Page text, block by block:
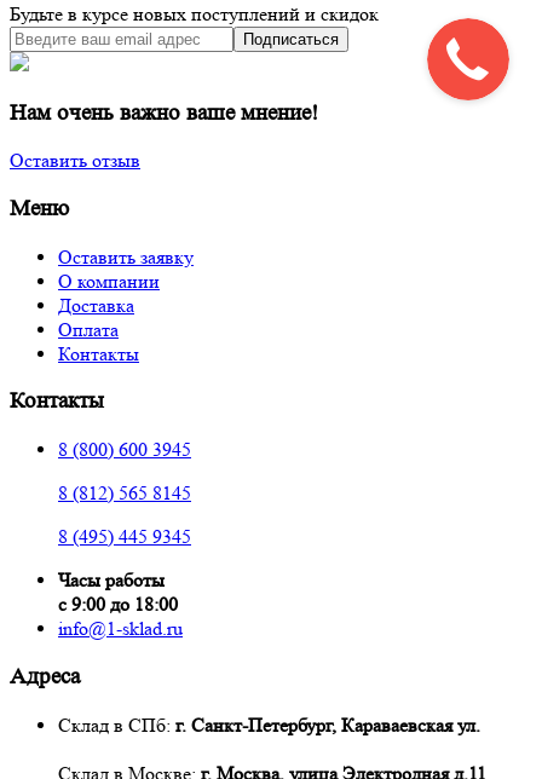
Будьте в курсе новых поступлений и скидок
Подписаться
Нам очень важно ваше мнение!
Оставить отзыв
Меню
Оставить заявку
О компании
Доставка
Оплата
Контакты
Контакты
8 (800) 600 3945
8 (812) 565 8145
8 (495) 445 9345
Часы работы
с 9:00 до 18:00
info@1-sklad.ru
Адреса
Склад в СПб: г. Санкт-Петербург, Караваевская ул.
Склад в Москве: г. Москва, улица Электродная д.11